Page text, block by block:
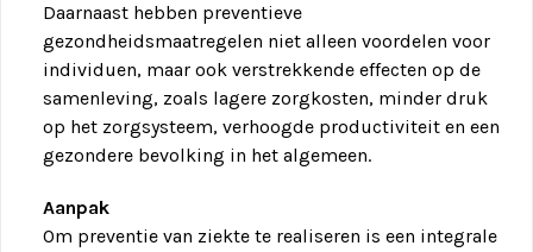
Daarnaast hebben preventieve
gezondheidsmaatregelen niet alleen voordelen voor
individuen, maar ook verstrekkende effecten op de
samenleving, zoals lagere zorgkosten, minder druk
op het zorgsysteem, verhoogde productiviteit en een
gezondere bevolking in het algemeen.
Aanpak
Om preventie van ziekte te realiseren is een integrale